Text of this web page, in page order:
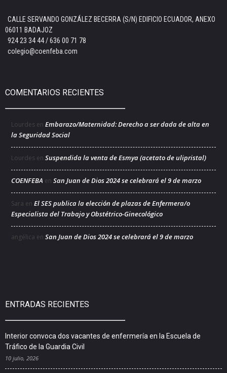
CALLE SERVANDO GONZÁLEZ BECERRA (S/N) EDIFICIO ECUADOR, ANEXO
06011 BADAJOZ
924 23 34 44 / 636 00 71 78
colegio@coenfeba.com
COMENTARIOS RECIENTES
Lourdes en Embarazo/Maternidad: Derecho a ser dada de alta en
la Seguridad Social
Lourdes en Suspendida la venta de Esmya (acetato de ulipristal)
COENFEBA en San Juan de Dios 2024 se celebrará el 9 de marzo
Sara en El SES publica la elección de plazas de Enfermera/o
Especialista del Trabajo y Obstétrico-Ginecológico
angélica en San Juan de Dios 2024 se celebrará el 9 de marzo
ENTRADAS RECIENTES
Interior convoca dos vacantes de enfermería en la Escuela de
Tráfico de la Guardia Civil
10 julio, 2026